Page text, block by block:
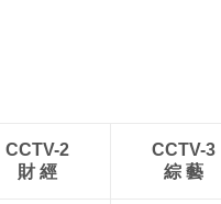
CCTV-2
財 經
CCTV-3
綜 藝